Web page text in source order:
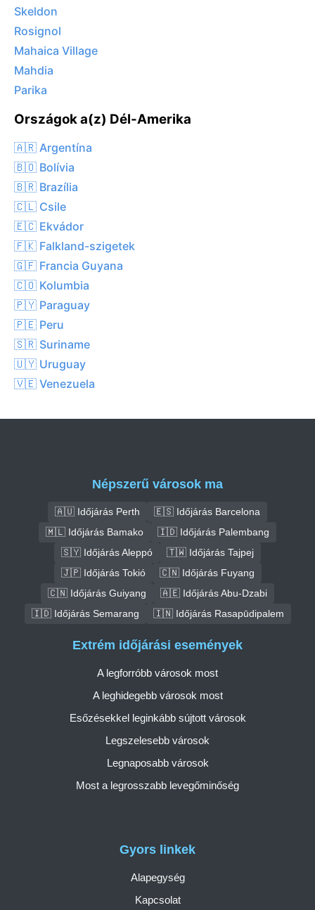
Skeldon
Rosignol
Mahaica Village
Mahdia
Parika
Országok a(z) Dél-Amerika
🇦🇷 Argentína
🇧🇴 Bolívia
🇧🇷 Brazília
🇨🇱 Csile
🇪🇨 Ekvádor
🇫🇰 Falkland-szigetek
🇬🇫 Francia Guyana
🇨🇴 Kolumbia
🇵🇾 Paraguay
🇵🇪 Peru
🇸🇷 Suriname
🇺🇾 Uruguay
🇻🇪 Venezuela
Népszerű városok ma
🇦🇺 Időjárás Perth
🇪🇸 Időjárás Barcelona
🇲🇱 Időjárás Bamako
🇮🇩 Időjárás Palembang
🇸🇾 Időjárás Aleppó
🇹🇼 Időjárás Tajpej
🇯🇵 Időjárás Tokió
🇨🇳 Időjárás Fuyang
🇨🇳 Időjárás Guiyang
🇦🇪 Időjárás Abu-Dzabi
🇮🇩 Időjárás Semarang
🇮🇳 Időjárás Rasapūdipalem
Gyors linkek
Alapegység
Kapcsolat
Extrém időjárási események
A legforróbb városok most
A leghidegebb városok most
Esőzésekkel leginkább sújtott városok
Legszelesebb városok
Legnaposabb városok
Most a legrosszabb levegőminőség